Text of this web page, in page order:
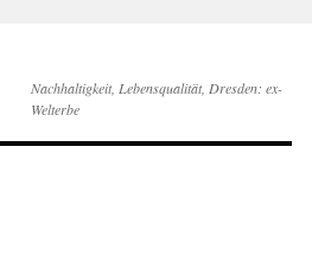
Nachhaltigkeit, Lebensqualität, Dresden: ex-
Welterbe